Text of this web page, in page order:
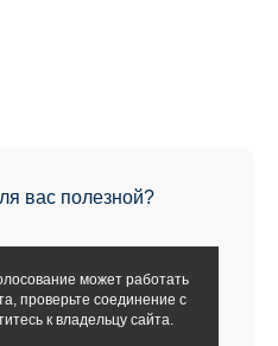
вас полезной?
может работать
проверьте соединение с
к владельцу сайта.